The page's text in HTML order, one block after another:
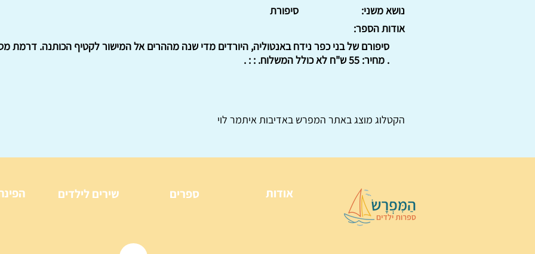
סיפורת
נושא משני:
אודות הספר:
סיפורם של בני כפר נידח באנטוליה, היורדים מדי שנה מההרים אל המישור לקטיף הכותנה. דרמת
. מחיר: 55 ש"ח לא כולל המשלוח. : : .
הקטלוג מוצג באתר המפרש באדיבות איתמר לוי
שירים לילדים ספרים אודות